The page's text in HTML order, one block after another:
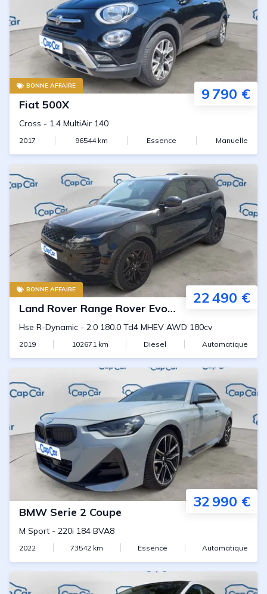
BONNE AFFAIRE 9 790 €
Fiat 500X
Cross - 1.4 MultiAir 140
2017 96544km Essence Manuelle
BONNE AFFAIRE 22 490 €
Land Rover Range Rover Evoque
Hse R-Dynamic - 2.0 180.0 Td4 MHEV AWD 180cv
2019 102671km Diesel Automatique
32 990 €
BMW Serie 2 Coupe
M Sport - 220i 184 BVA8
2022 73542 km Essence Automatique